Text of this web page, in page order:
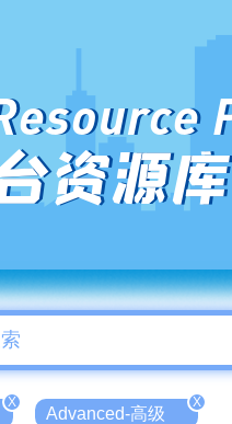
资源库
X
Advanced-高级
X